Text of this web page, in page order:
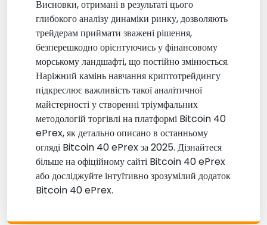
Висновки, отримані в результаті цього
глибокого аналізу динаміки ринку, дозволяють
трейдерам приймати зважені рішення,
безперешкодно орієнтуючись у фінансовому
морському ландшафті, що постійно змінюється.
Наріжний камінь навчання криптотрейдингу
підкреслює важливість такої аналітичної
майстерності у створенні тріумфальних
методологій торгівлі на платформі Bitcoin 40
ePrex, як детально описано в останньому
огляді Bitcoin 40 ePrex за 2025. Дізнайтеся
більше на офіційному сайті Bitcoin 40 ePrex
або досліджуйте інтуїтивно зрозумілий додаток
Bitcoin 40 ePrex.